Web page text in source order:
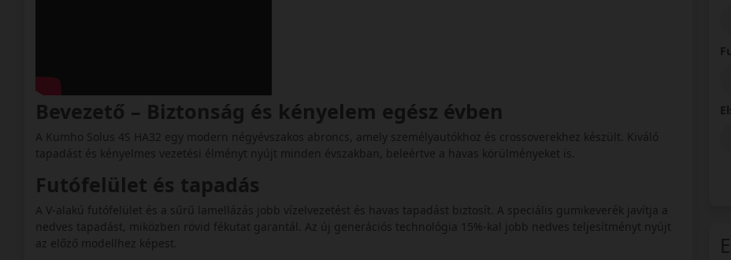
Bevezető – Biztonság és kényelem egész évben
A Kumho Solus 4S HA32 egy modern négyévszakos abroncs, amely személyautókhoz és crossoverekhez készült. Kiváló
tapadást és kényelmes vezetési élményt nyújt minden évszakban, beleértve a havas körülményeket is.
Futófelület és tapadás
A V-alakú futófelület és a sűrű lamellázás jobb vízelvezetést és havas tapadást biztosít. A speciális gumikeverék javítja a
nedves tapadást, miközben rövid fékutat garantál. Az új generációs technológia 15%-kal jobb nedves teljesítményt nyújt
az előző modellhez képest.